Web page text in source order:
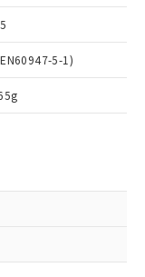
5-1)
または開
作成サー
は、I-Web
る必要が
との取
すること
1.共同利
り、予定
証明書
）
べてが基
て有害物
な影響を
門へお問
内容を当
当社は、
係者が違
場合は、取
庫状況の
機種